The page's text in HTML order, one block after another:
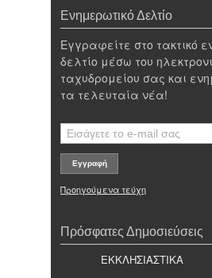
Ενημερωτικό Δελτίο
Εγγραφείτε στο τακτικό
δελτίο μέσω του
ταχυδρομείου σας και
τα τελευταία νέα!
Προηγούμενα τεύχη
Πρόσφατες Δημοσιεύσεις
ΕΚΚΛΗΣΙΑΣΤΙΚΑ